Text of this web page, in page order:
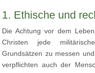
1. Ethische und
Die Achtung vor dem
Christen jede
Grundsätzen zu messen
verpflichten auch der